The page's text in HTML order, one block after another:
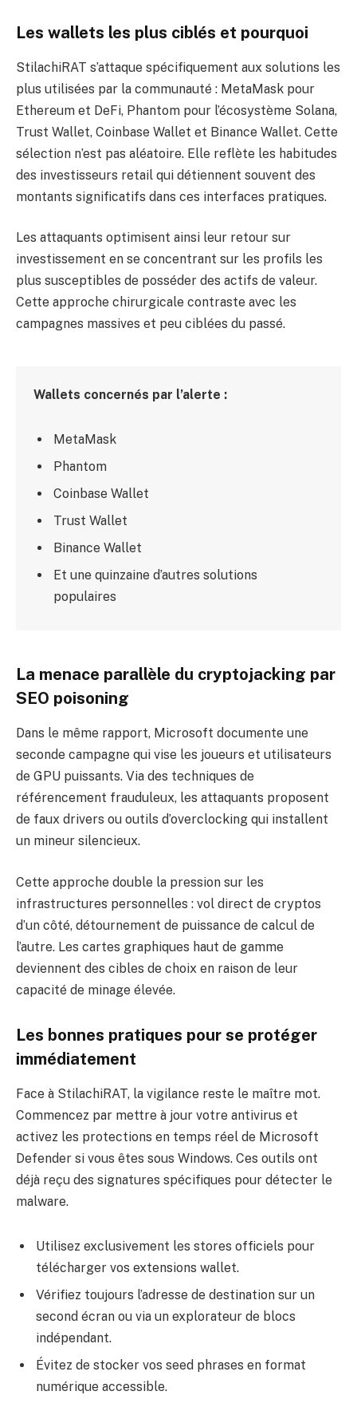
Les wallets les plus ciblés et pourquoi
StilachiRAT s’attaque spécifiquement aux solutions les
plus utilisées par la communauté : MetaMask pour
Ethereum et DeFi, Phantom pour l’écosystème Solana,
Trust Wallet, Coinbase Wallet et Binance Wallet. Cette
sélection n’est pas aléatoire. Elle reflète les habitudes
des investisseurs retail qui détiennent souvent des
montants significatifs dans ces interfaces pratiques.
Les attaquants optimisent ainsi leur retour sur
investissement en se concentrant sur les profils les
plus susceptibles de posséder des actifs de valeur.
Cette approche chirurgicale contraste avec les
campagnes massives et peu ciblées du passé.
Wallets concernés par l’alerte :
MetaMask
Phantom
Coinbase Wallet
Trust Wallet
Binance Wallet
Et une quinzaine d’autres solutions
populaires
La menace parallèle du cryptojacking par
SEO poisoning
Dans le même rapport, Microsoft documente une
seconde campagne qui vise les joueurs et utilisateurs
de GPU puissants. Via des techniques de
référencement frauduleux, les attaquants proposent
de faux drivers ou outils d’overclocking qui installent
un mineur silencieux.
Cette approche double la pression sur les
infrastructures personnelles : vol direct de cryptos
d’un côté, détournement de puissance de calcul de
l’autre. Les cartes graphiques haut de gamme
deviennent des cibles de choix en raison de leur
capacité de minage élevée.
Les bonnes pratiques pour se protéger
immédiatement
Face à StilachiRAT, la vigilance reste le maître mot.
Commencez par mettre à jour votre antivirus et
activez les protections en temps réel de Microsoft
Defender si vous êtes sous Windows. Ces outils ont
déjà reçu des signatures spécifiques pour détecter le
malware.
Utilisez exclusivement les stores officiels pour
télécharger vos extensions wallet.
Vérifiez toujours l’adresse de destination sur un
second écran ou via un explorateur de blocs
indépendant.
Évitez de stocker vos seed phrases en format
numérique accessible.